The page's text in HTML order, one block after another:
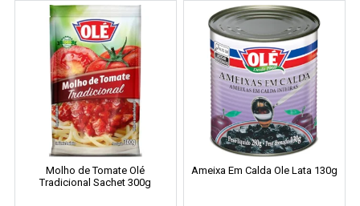
Molho de Tomate Olé
Tradicional Sachet 300g
Ameixa Em Calda Ole Lata 130g